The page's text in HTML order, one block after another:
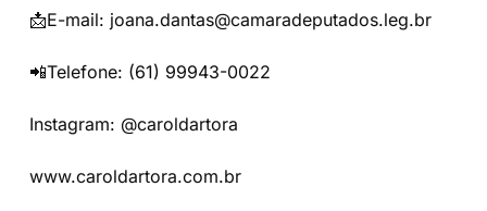
📩E-mail: joana.dantas@camaradeputados.leg.br
📲Telefone: (61) 99943-0022
Instagram: @caroldartora
www.caroldartora.com.br